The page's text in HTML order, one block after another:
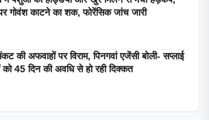
पर गोवंश काटने का शक, फोरेंसिक जांच जारी
की अफवाहों पर विराम, पिनगवां एजेंसी बोली- सप्लाई
को 45 दिन की अवधि से हो रही दिक्कत